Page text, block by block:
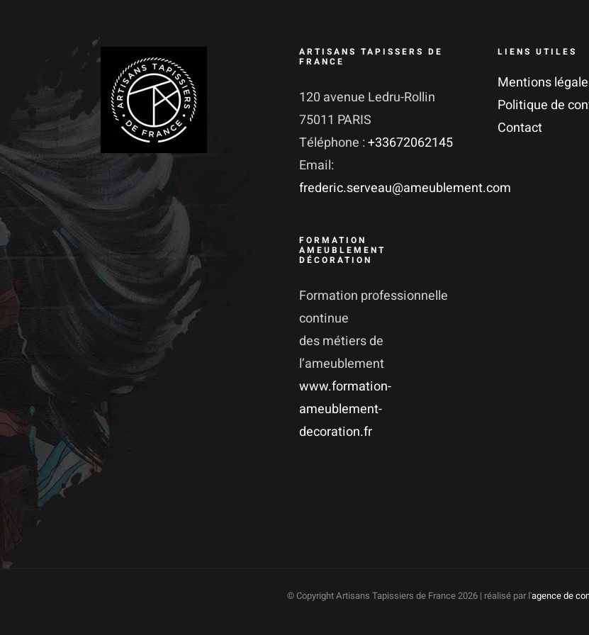
ARTISANS TAPISSERS DE
FRANCE
120 avenue Ledru-Rollin
75011 PARIS
Téléphone :+33672062145
Email:
frederic.serveau@ameublement.com
FORMATION
AMEUBLEMENT
DÉCORATION
Formation professionnelle
continue
des métiers de
l’ameublement
www.formation-
ameublement-
decoration.fr
LIENS UTILES
Mentions
Politique de
Contact
© Copyright Artisans Tapissiers de France2026 | réalisé par l'agence de